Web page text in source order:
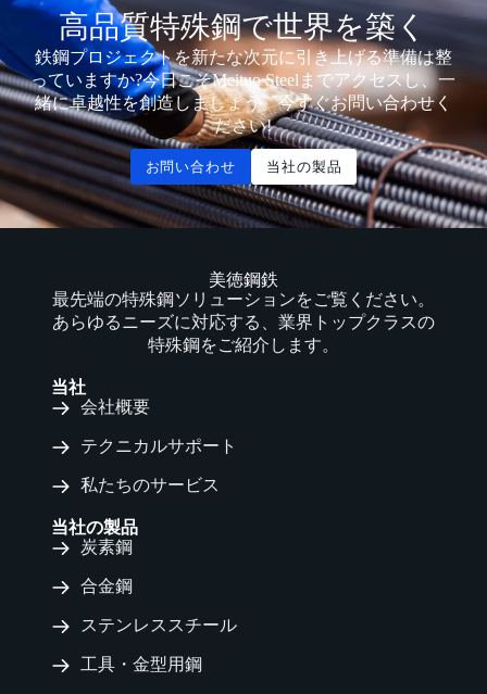
高品質特殊鋼で世界を築く
鉄鋼プロジェクトを新たな次元に引き上げる準備は整
っていますか?今日こそMeituo Steelまでアクセスし、一
緒に卓越性を創造しましょう。今すぐお問い合わせく
ださい!
お問い合わせ 当社の製品
美徳鋼鉄
最先端の特殊鋼ソリューションをご覧ください。
あらゆるニーズに対応する、業界トップクラスの
特殊鋼をご紹介します。
当社
会社概要
テクニカルサポート
私たちのサービス
当社の製品
炭素鋼
合金鋼
ステンレススチール
工具・金型用鋼